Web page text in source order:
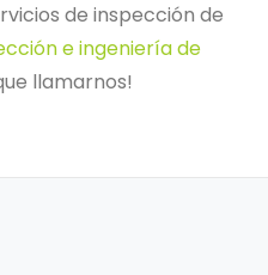
de inspección de
e ingeniería de
llamarnos!